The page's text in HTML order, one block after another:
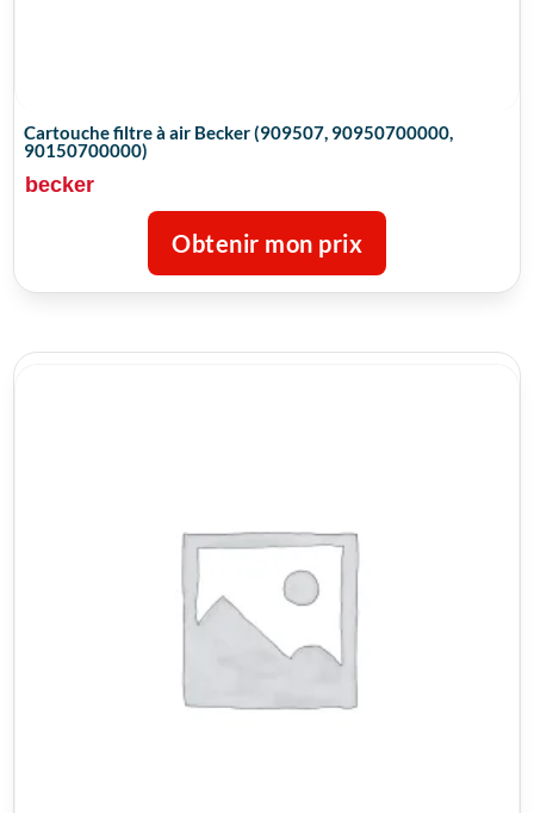
Cartouche filtre à air Becker (909507, 90950700000,
90150700000)
becker
Obtenir mon prix